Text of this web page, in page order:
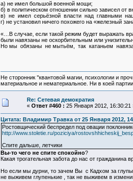
а) не имел большой военной мощи;
б) в политическом отношении сильно зависел от
в) не имел серьёзной власти над главными
г) не установил ничего похожего на «железный
«…В случае, если такой режим будет выражать
были навязаны не оскорбительным или
Но мы обязаны не мытьём, так катаньем
Не сторонник "квантовой магии, психологии и
материальное и нематериальное. Ни в коей
Re: Сетевая демократия
« Ответ #460 : 25 Января 2012, 16:30:21
Цитата: Владимир Травка от 25 Января 2012,
Ростовщический беспредел под овации
http://www.stoletie.ru/poziciya/
Спите дальше, летчики
Вы-то чего не спите спокойно?
Какая трогательная забота до нас от гражданина
Но если мы дурни, то зачем Вы с Кадхом за
не выживем глупенькие , так не выживем в